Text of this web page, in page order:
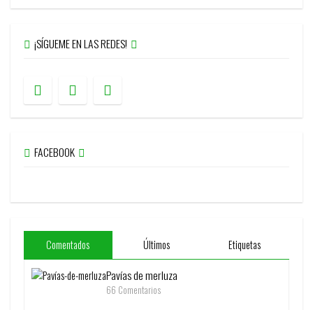
¡SÍGUEME EN LAS REDES!
FACEBOOK
Comentados Últimos Etiquetas
Pavías de merluza
66 Comentarios